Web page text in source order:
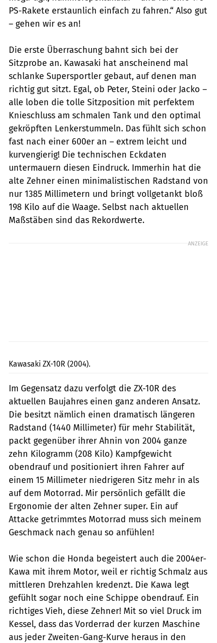
PS-Rakete erstaunlich einfach zu fahren.“ Also gut
– gehen wir es an!
Die erste Überraschung bahnt sich bei der
Sitzprobe an. Kawasaki hat anscheinend mal
schlanke Supersportler gebaut, auf denen man
richtig gut sitzt. Egal, ob Peter, Steini oder Jacko –
alle loben die tolle Sitzposition mit perfektem
Knieschluss am schmalen Tank und den optimal
gekröpften Lenkerstummeln. Das fühlt sich schon
fast nach einer 600er an – extrem leicht und
kurvengierig! Die technischen Eckdaten
untermauern diesen Eindruck. Immerhin hat die
alte Zehner einen minimalistischen Radstand von
nur 1385 Millimetern und bringt vollgetankt bloß
198 Kilo auf die Waage. Selbst nach aktuellen
Maßstäben sind das Rekordwerte.
ANZEIGE
Kawasaki ZX-10R (2004).
Im Gegensatz dazu verfolgt die ZX-10R des
aktuellen Baujahres einen ganz anderen Ansatz.
Die besitzt nämlich einen dramatisch längeren
Radstand (1440 Millimeter) für mehr Stabilität,
packt gegenüber ihrer Ahnin von 2004 ganze
zehn Kilogramm (208 Kilo) Kampfgewicht
obendrauf und positioniert ihren Fahrer auf
einem 15 Millimeter niedrigeren Sitz mehr in als
auf dem Motorrad. Mir persönlich gefällt die
Ergonomie der alten Zehner super. Ein auf
Attacke getrimmtes Motorrad muss sich meinem
Geschmack nach genau so anfühlen!
Wie schon die Honda begeistert auch die 2004er-
Kawa mit ihrem Motor, weil er richtig Schmalz aus
mittleren Drehzahlen kredenzt. Die Kawa legt
gefühlt sogar noch eine Schippe obendrauf. Ein
richtiges Vieh, diese Zehner! Mit so viel Druck im
Kessel, dass das Vorderrad der kurzen Maschine
aus jeder Zweiten-Gang-Kurve heraus in den